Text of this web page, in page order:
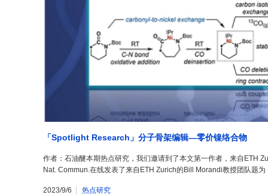
「Spotlight Research」分子骨架编辑―零价镍络合物
作者：石油醚本期热点研究，我们邀请到了本文第一作者，来自ETH
Nat. Commun.在线发表了来自ETH Zurich的Bill Morandi教授团队题
2023/9/6 热点研究